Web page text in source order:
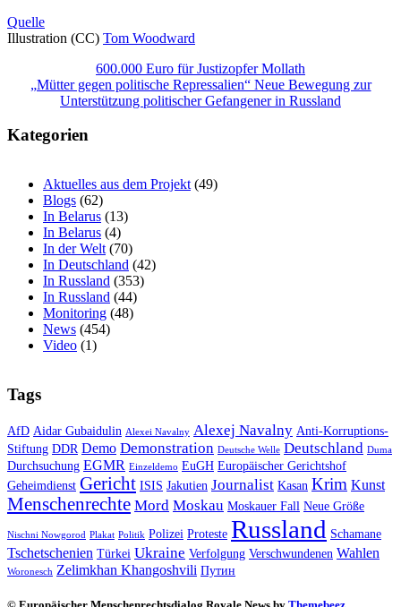
Quelle
Illustration (CC) Tom Woodward
Beitragsnavigation
600.000 Euro für Justizopfer Mollath
„Mütter gegen politische Repressalien“ Neue Bewegung zur
Unterstützung politischer Gefangener in Russland
Kategorien
Aktuelles aus dem Projekt (49)
Blogs (62)
In Belarus (13)
In Belarus (4)
In der Welt (70)
In Deutschland (42)
In Russland (353)
In Russland (44)
Monitoring (48)
News (454)
Video (1)
Tags
AfD Aidar Gubaidulin Alexei Navalny Alexej Navalny Anti-Korruptions-
Stiftung DDR Demo Demonstration Deutsche Welle Deutschland Duma
Durchsuchung EGMR Einzeldemo EuGH Europäischer Gerichtshof
Geheimdienst Gericht ISIS Jakutien Journalist Kasan Krim Kunst
Menschenrechte Mord Moskau Moskauer Fall Neue Größe
Nischni Nowgorod Plakat Politik Polizei Proteste Russland Schamane
Tschetschenien Türkei Ukraine Verfolgung Verschwundenen Wahlen
Woronesch Zelimkhan Khangoshvili Путин